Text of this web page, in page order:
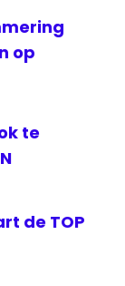
op
te
de TOP